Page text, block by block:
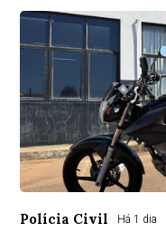
Polícia Civil Há 1 dia